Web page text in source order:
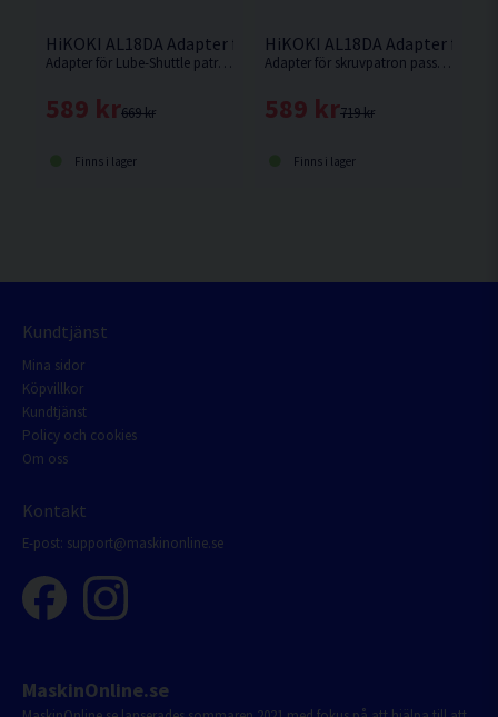
HiKOKI AL18DA Adapter f. Lube-Shuttle® Patron
Adapter för Lube-Shuttle patroner passande fettspruta AL18DA.
669 kr
589 kr
Finns i lager
HiKOKI AL18DA Adapter f.
Adapter för skruvpatron passande fettspruta AL18DA.
719 kr
589 kr
Finns i lager
Kundtjänst
Mina sidor
Köpvillkor
Kundtjänst
Policy och cookies
Om oss
Kontakt
E-post: support@maskinonline.se
MaskinOnline.se